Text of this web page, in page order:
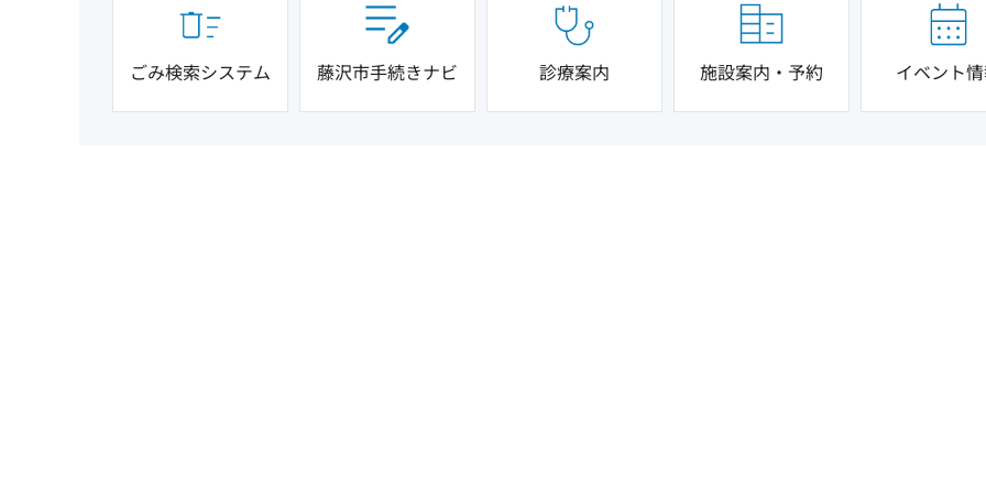
ごみ検索システム 藤沢市手続きナビ 診療案内 施設案内・予約 イベント